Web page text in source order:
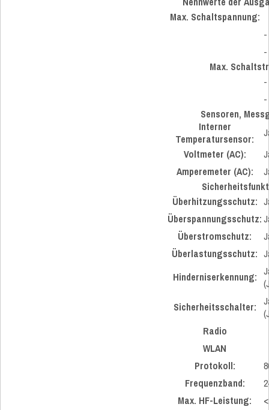
Max. Schaltspannung:
Max.
-
Sensoren,
Interner
Temperatursensor:
Voltmeter (AC):
Amperemeter (AC):
Überhitzungsschutz:
Überspannungsschutz:
Überstromschutz:
Überlastungsschutz:
Hinderniserkennung:
Sicherheitsschalter:
Radio
WLAN
Protokoll:
Frequenzband:
Max. HF-Leistung: